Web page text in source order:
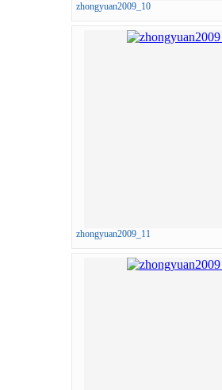
zhongyuan2009_10
zhongyuan2009_11